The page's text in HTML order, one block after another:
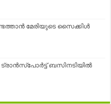
മേരിയുടെ സൈക്കിള്‍
ട്രാൻസ്പോർട്ട് ബസിനടിയിൽ